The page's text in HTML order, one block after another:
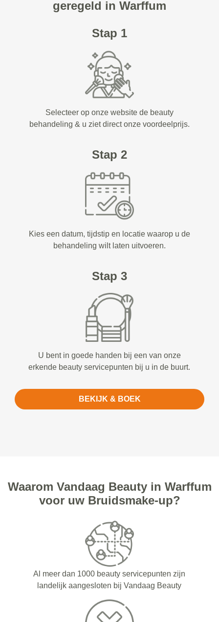
geregeld in Warffum
Stap 1
Selecteer op onze website de beauty
behandeling & u ziet direct onze voordeelprijs.
Stap 2
Kies een datum, tijdstip en locatie waarop u de
behandeling wilt laten uitvoeren.
Stap 3
U bent in goede handen bij een van onze
erkende beauty servicepunten bij u in de buurt.
BEKIJK & BOEK
Waarom Vandaag Beauty in Warffum
voor uw Bruidsmake-up?
Al meer dan 1000 beauty servicepunten zijn
landelijk aangesloten bij Vandaag Beauty